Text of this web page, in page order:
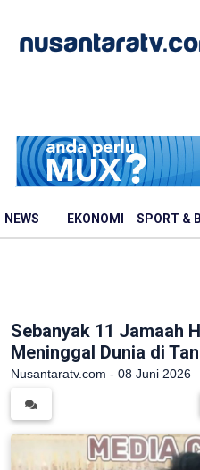
NEWS EKONOMI SPORT &
Sebanyak 11 Jamaah
Meninggal Dunia di
Nusantaratv.com - 08 Juni 2026